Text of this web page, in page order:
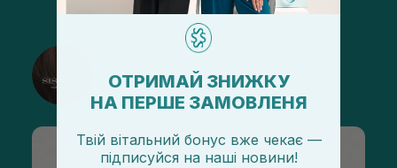
@sisters_stelmakh в Instagram
Подписаться
ОТРИМАЙ ЗНИЖКУ
НА ПЕРШЕ ЗАМОВЛЕНЯ
Твій вітальний бонус вже чекає —
підписуйся на наші новини!